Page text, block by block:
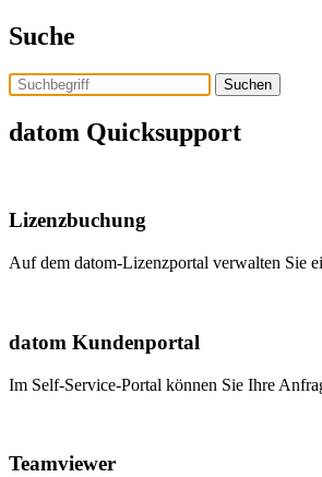
Skip
to
the
content
Suche
datom Quicksupport
Lizenzbuchung
Auf dem datom-Lizenzportal verwalten Sie
datom Kundenportal
Im Self-Service-Portal können Sie Ihre
Teamviewer